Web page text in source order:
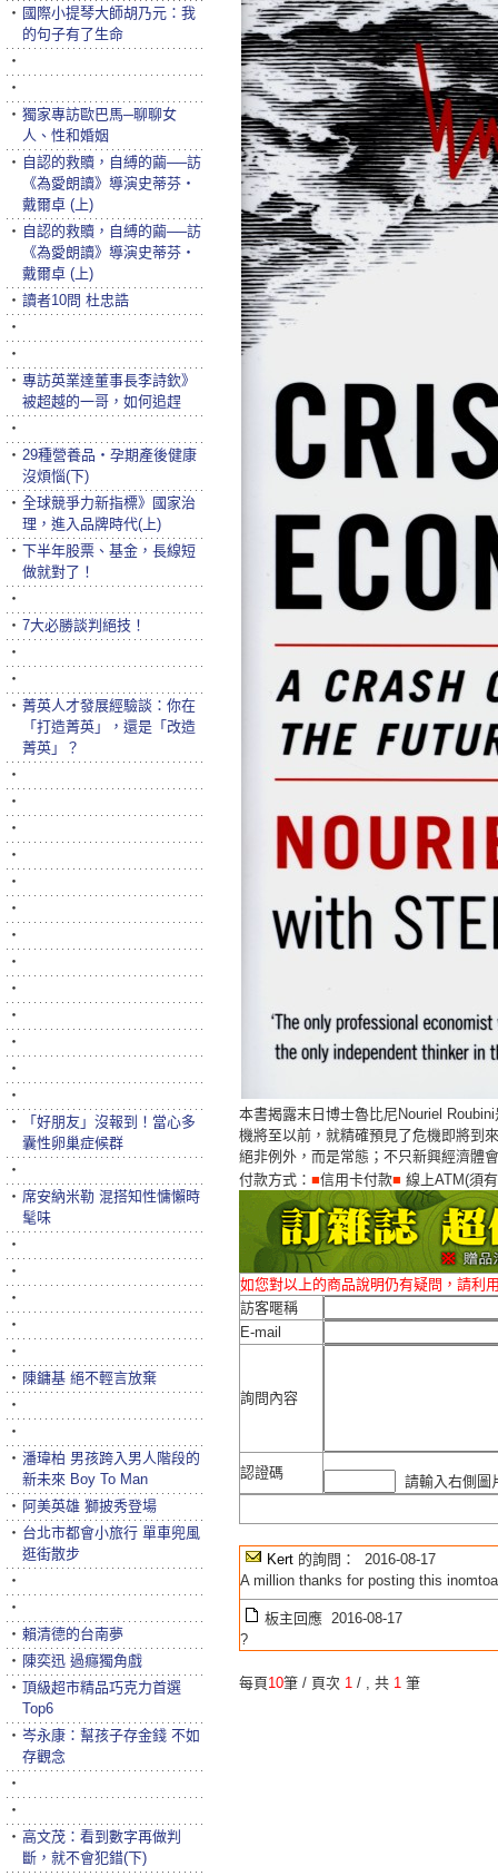
本書揭露末日博士魯比尼Nouriel
機將至以前，就精確預見了危機即將到
絕非例外，而是常態；不只新興經濟體
付款方式： ■信用卡付款■ 線上ATM(須
如您對以上的商品說明仍有疑問，請利
訪客暱稱
E-mail
詢問內容
認證碼
請輸入右側
Kert 的詢問： 2016-08-17
A million thanks for posting this
板主回應 2016-08-17
?
每頁10筆 / 頁次 1 / , 共 1 筆
‧ 國際小提琴大師胡乃元：我
的句子有了生命
‧
‧
‧ 獨家專訪歐巴馬─聊聊女
人、性和婚姻
‧ 自認的救贖，自縛的繭──訪
《為愛朗讀》導演史蒂芬‧
戴爾卓 (上)
‧ 自認的救贖，自縛的繭──訪
《為愛朗讀》導演史蒂芬‧
戴爾卓 (上)
‧ 讀者10問 杜忠誥
‧
‧
‧ 專訪英業達董事長李詩欽》
被超越的一哥，如何追趕
‧
‧ 29種營養品‧孕期產後健康
沒煩惱(下)
‧ 全球競爭力新指標》國家治
理，進入品牌時代(上)
‧ 下半年股票、基金，長線短
做就對了！
‧
‧ 7大必勝談判絕技！
‧
‧
‧ 菁英人才發展經驗談：你在
「打造菁英」，還是「改造
菁英」？
‧
‧
‧
‧
‧
‧
‧
‧
‧
‧
‧
‧
‧
‧
「好朋友」沒報到！當心多
囊性卵巢症候群
‧
‧ 席安納米勒 混搭知性慵懶時
髦味
‧
‧
‧
‧
‧
‧ 陳鏞基 絕不輕言放棄
‧
‧
‧ 潘瑋柏 男孩跨入男人階段的
新未來 Boy To Man
‧ 阿美英雄 獅披秀登場
‧ 台北市都會小旅行 單車兜風
逛街散步
‧
‧
‧ 賴清德的台南夢
‧ 陳奕迅 過癮獨角戲
‧ 頂級超市精品巧克力首選
Top6
‧ 岑永康：幫孩子存金錢 不如
存觀念
‧
‧
‧ 高文茂：看到數字再做判
斷，就不會犯錯(下)